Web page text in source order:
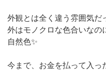
外観とは全く違う雰囲気だ
外はモノクロな色合いなの
自然色✨️
今まで、お金を払って入っ